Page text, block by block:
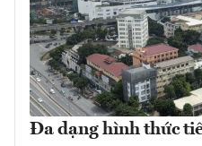
Đa dạng hình thức